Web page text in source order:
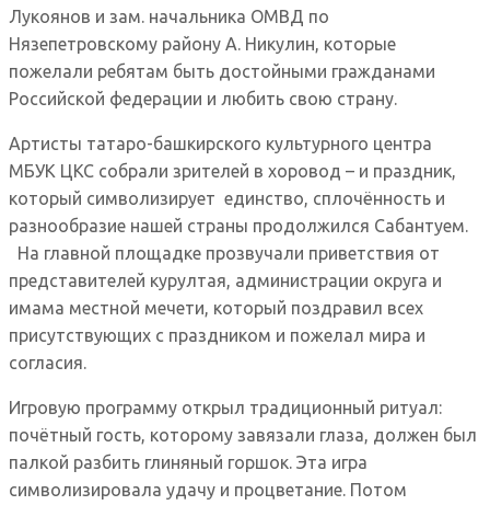
Лукоянов и зам. начальника ОМВД по
Нязепетровскому району А. Никулин, которые
пожелали ребятам быть достойными гражданами
Российской федерации и любить свою страну.
Артисты татаро-башкирского культурного центра
МБУК ЦКС собрали зрителей в хоровод – и праздник,
который символизирует единство, сплочённость и
разнообразие нашей страны продолжился Сабантуем.
На главной площадке прозвучали приветствия от
представителей курултая, администрации округа и
имама местной мечети, который поздравил всех
присутствующих с праздником и пожелал мира и
согласия.
Игровую программу открыл традиционный ритуал:
почётный гость, которому завязали глаза, должен был
палкой разбить глиняный горшок. Эта игра
символизировала удачу и процветание. Потом